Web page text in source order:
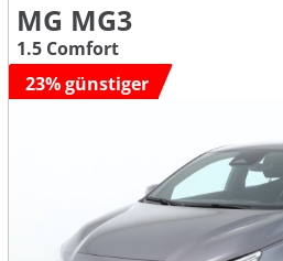
MG MG3
1.5 Comfort
23% günstiger